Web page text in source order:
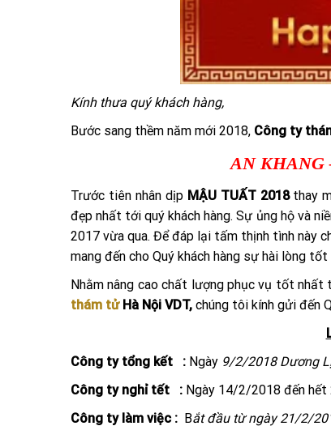
Kính thưa quý khách hàng,
Bước sang thềm năm mới 2018, Công ty
AN KHANG
Trước tiên nhân dịp MẬU TUẤT 2018 thay
đẹp nhất tới quý khách hàng. Sự ủng hộ và
2017 vừa qua. Để đáp lại tấm thịnh tình này
mang đến cho Quý khách hàng sự hài lòng
Nhằm nâng cao chất lượng phục vụ tốt nhất
thám tửHà Nội VDT, chúng tôi kính gửi đến
Công ty tổng kết : Ngày 9/2/2018 Dương
Công ty nghỉ tết : Ngày 14/2/2018 đến
Công ty làm việc : Bắt đầu từ ngày 21/2/